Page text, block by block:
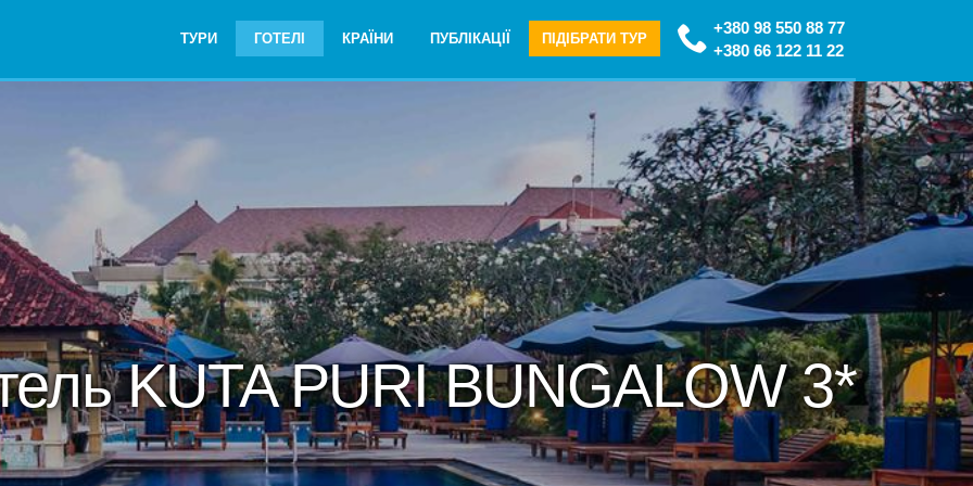
+380 98 550 88 77
+380 66 122 11 22
ТУРИ ГОТЕЛІ КРАЇНИ ПУБЛІКАЦІЇ ПІДІБРАТИ ТУР
KUTA PURI BUNGALOW 3*